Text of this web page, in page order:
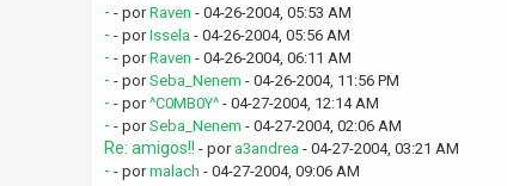
- - porRaven - 04-26-2004, 05:53 AM
- - porIssela - 04-26-2004, 05:56 AM
- - porRaven - 04-26-2004, 06:11 AM
- - porSeba_Nenem - 04-26-2004, 11:56 PM
- - por^C0MB0Y^- 04-27-2004, 12:14 AM
- - porSeba_Nenem - 04-27-2004, 02:06 AM
Re: amigos!! - por a3andrea - 04-27-2004, 03:21 AM
- - pormalach - 04-27-2004, 09:06 AM